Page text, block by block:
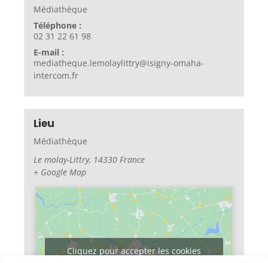
Médiathèque
Téléphone :
02 31 22 61 98
E-mail :
mediatheque.lemolaylittry@isigny-omaha-
intercom.fr
Lieu
Médiathèque
Le molay-Littry, 14330 France
+ Google Map
Cliquez pour accepter les cookies